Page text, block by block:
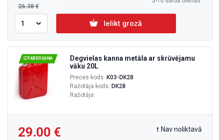
26.38
Ielikt grozā
IZPĀRDOŠANA
Degvielas kanna metāla ar skrūvējamu
vāku 20L
Preces kods: K03-DK28
Ražotāja kods: DK28
Ražotājs:
29.00 Nav noliktavā